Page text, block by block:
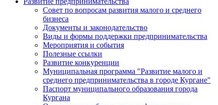
Совет по вопросам развития малого и среднего
бизнеса
Документы и законодательство
Виды и формы поддержки предпринимательства
Мероприятия и события
Полезные ссылки
Развитие конкуренции
Муниципальная программа "Развитие малого и
среднего предпринимательства в городе Кургане"
Паспорт муниципального образования города
Кургана